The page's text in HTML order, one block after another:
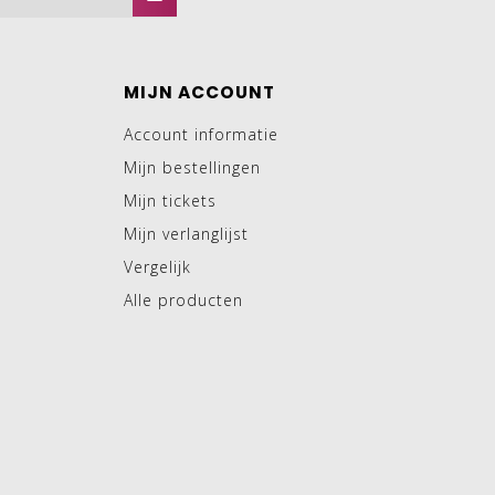
MIJN ACCOUNT
Account informatie
Mijn bestellingen
Mijn tickets
Mijn verlanglijst
Vergelijk
Alle producten